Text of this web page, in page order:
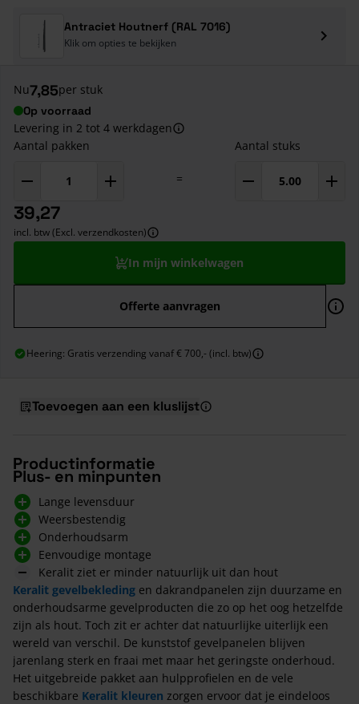
Antraciet Houtnerf (RAL 7016)
Klik om opties te bekijken
Nu7,85per stuk
Op voorraad
Levering in 2 tot 4 werkdagen
Aantal pakken
=
Aantal stuks
39,27
incl. btw (Excl. verzendkosten)
In mijn winkelwagen
Offerte aanvragen
Heering: Gratis verzending vanaf € 700,- (incl. btw)
Toevoegen aan een kluslijst
Productinformatie
Plus- en minpunten
Lange levensduur
Weersbestendig
Onderhoudsarm
Eenvoudige montage
Keralit ziet er minder natuurlijk uit dan hout
Keralit gevelbekleding en dakrandpanelen zijn duurzame en
onderhoudsarme gevelproducten die zo op het oog hetzelfde
zijn als hout. Toch zit er achter dat natuurlijke uiterlijk een
wereld van verschil. De kunststof gevelpanelen blijven
jarenlang sterk en fraai met maar het geringste onderhoud.
Het uitgebreide pakket aan hulpprofielen en de vele
beschikbare Keralit kleuren zorgen ervoor dat je eindeloos